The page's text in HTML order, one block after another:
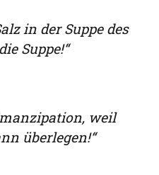
in der Suppe des
Suppe!“
weil
überlegen!“